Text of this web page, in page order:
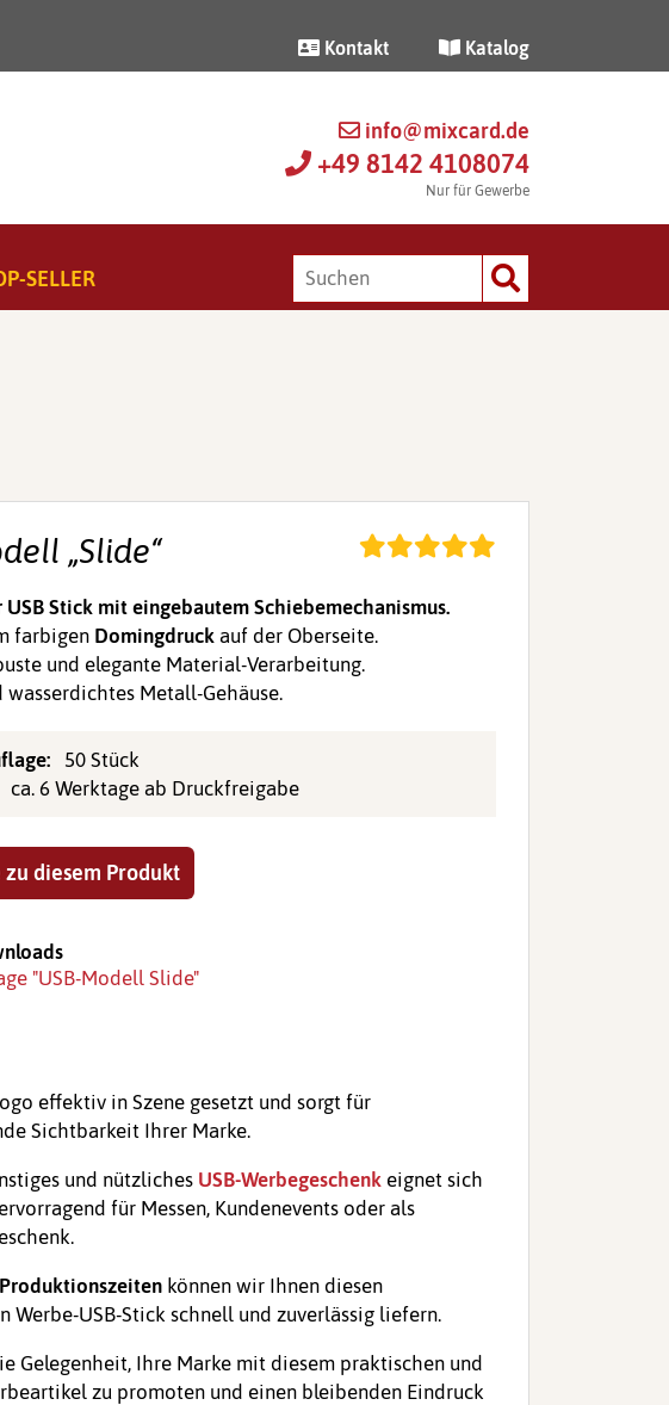
Kontakt Katalog
info@mixcard.de
+49 8142 4108074
Nur für Gewerbe
SELLER
„Slide“
Stick mit eingebautem Schiebemechanismus.
farbigen Domingdruck auf der Oberseite.
und elegante Material-Verarbeitung.
wasserdichtes Metall-Gehäuse.
50 Stück
ca. 6 Werktage ab Druckfreigabe
diesem Produkt
"USB-Modell Slide"
effektiv in Szene gesetzt und sorgt für
Sichtbarkeit Ihrer Marke.
und nützliches USB-Werbegeschenk eignet sich
für Messen, Kundenevents oder als
können wir Ihnen diesen
Werbe-USB-Stick schnell und zuverlässig liefern.
Gelegenheit, Ihre Marke mit diesem praktischen und
zu promoten und einen bleibenden Eindruck